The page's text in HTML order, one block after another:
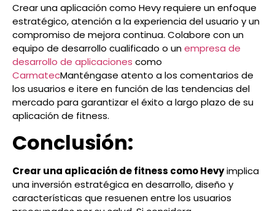
Crear una aplicación como Hevy requiere un enfoque
estratégico, atención a la experiencia del usuario y un
compromiso de mejora continua. Colabore con un
equipo de desarrollo cualificado o unempresa de
desarrollo de aplicaciones como
CarmatecManténgase atento a los comentarios de
los usuarios e itere en función de las tendencias del
mercado para garantizar el éxito a largo plazo de su
aplicación de fitness.
Conclusión:
Crear una aplicación de fitness como Hevyimplica
una inversión estratégica en desarrollo, diseño y
características que resuenen entre los usuarios